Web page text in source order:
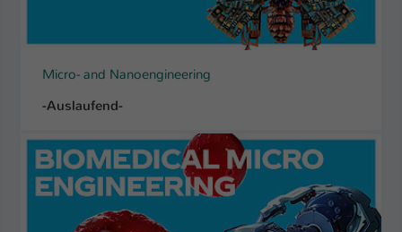
Micro- and Nanoengineering
-Auslaufend-